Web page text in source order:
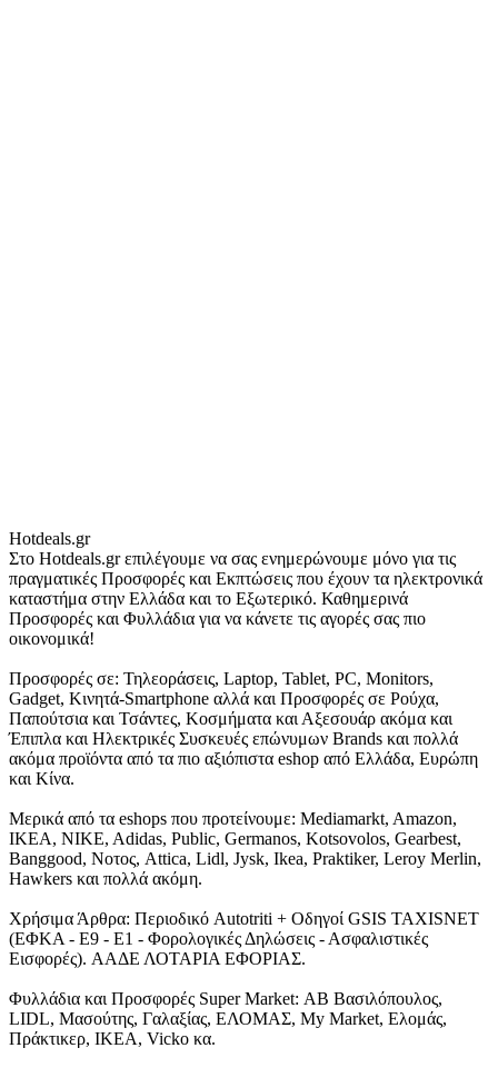
Hotdeals.gr
Στο Hotdeals.gr επιλέγουμε να σας ενημερώνουμε μόνο για τις
πραγματικές Προσφορές και Εκπτώσεις που έχουν τα ηλεκτρονικά
καταστήμα στην Ελλάδα και το Εξωτερικό. Καθημερινά
Προσφορές και Φυλλάδια για να κάνετε τις αγορές σας πιο
οικονομικά!
Προσφορές σε: Τηλεοράσεις, Laptop, Tablet, PC, Monitors,
Gadget, Κινητά-Smartphone αλλά και Προσφορές σε Ρούχα,
Παπούτσια και Τσάντες, Κοσμήματα και Αξεσουάρ ακόμα και
Έπιπλα και Ηλεκτρικές Συσκευές επώνυμων Brands και πολλά
ακόμα προϊόντα από τα πιο αξιόπιστα eshop από Ελλάδα, Ευρώπη
και Κίνα.
Μερικά από τα eshops που προτείνουμε: Mediamarkt, Amazon,
IKEA, NIKE, Adidas, Public, Germanos, Kotsovolos, Gearbest,
Banggood, Νοτος, Attica, Lidl, Jysk, Ikea, Praktiker, Leroy Merlin,
Hawkers και πολλά ακόμη.
Χρήσιμα Άρθρα: Περιοδικό Autotriti + Οδηγοί GSIS TAXISNET
(ΕΦΚΑ - Ε9 - Ε1 - Φορολογικές Δηλώσεις - Ασφαλιστικές
Εισφορές). ΑΑΔΕ ΛΟΤΑΡΙΑ ΕΦΟΡΙΑΣ.
Φυλλάδια και Προσφορές Super Market: ΑΒ Βασιλόπουλος,
LIDL, Μασούτης, Γαλαξίας, ΕΛΟΜΑΣ, My Market, Ελομάς,
Πράκτικερ, ΙΚΕΑ, Vicko κα.